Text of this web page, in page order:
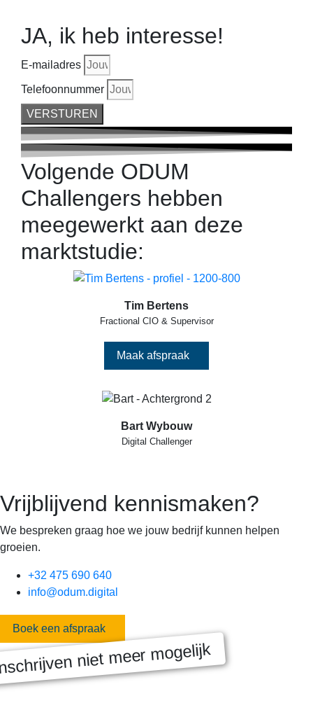
JA, ik heb interesse!
E-mailadres
Telefoonnummer
VERSTUREN
Volgende ODUM
Challengers hebben
meegewerkt aan deze
marktstudie:
Tim Bertens
Fractional CIO & Supervisor
Maak afspraak
Bart Wybouw
Digital Challenger
Vrijblijvend kennismaken?
We bespreken graag hoe we jouw bedrijf kunnen helpen
groeien.
+32 475 690 640
info@odum.digital
Boek een afspraak
niet meer mogelijk
MASTERCLASS 2025